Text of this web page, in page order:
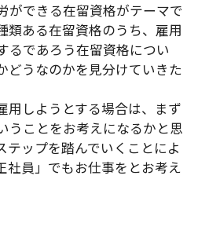
ができる在留資格がテーマで
類ある在留資格のうち、雇用
るであろう在留資格につい
どうなのかを見分けていきた
用しようとする場合は、まず
うことをお考えになるかと思
テップを踏んでいくことによ
社員」でもお仕事をとお考え